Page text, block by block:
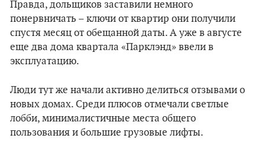
Правда, дольщиков заставили немного
понервничать – ключи от квартир они получили
спустя месяц от обещанной даты. А уже в августе
еще два дома квартала «Парклэнд» ввели в
эксплуатацию.
Люди тут же начали активно делиться отзывами о
новых домах. Среди плюсов отмечали светлые
лобби, минималистичные места общего
пользования и большие грузовые лифты.